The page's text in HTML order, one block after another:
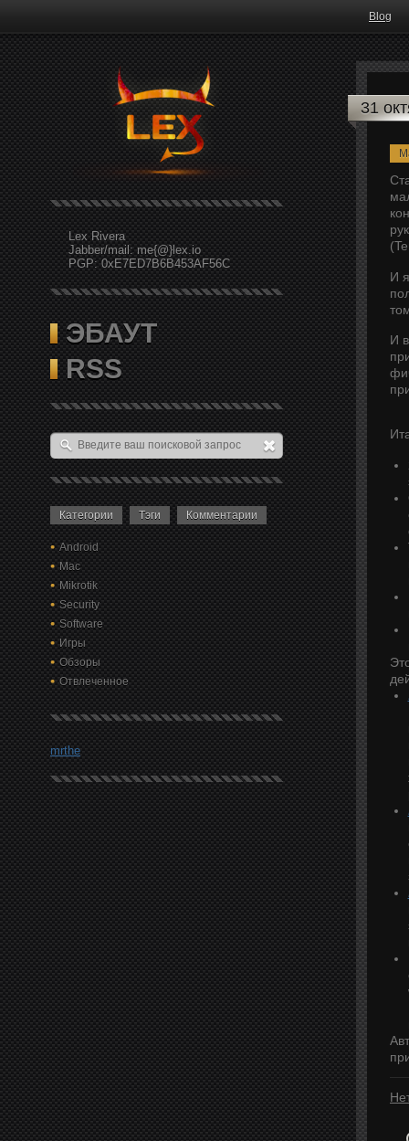
Blog
Lex Rivera
Jabber/mail: me{@}lex.io
PGP: 0xE7ED7B6B453AF56C
ЭБАУТ
RSS
Категории Тэги Комментарии
Android
Mac
Mikrotik
Security
Software
Игры
Обзоры
Отвлеченное
mrthe
31
И
И